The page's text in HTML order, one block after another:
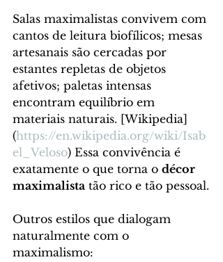
Salas maximalistas convivem com
cantos de leitura biofílicos; mesas
artesanais são cercadas por
estantes repletas de objetos
afetivos; paletas intensas
encontram equilíbrio em
materiais naturais. [Wikipedia]
(https://en.wikipedia.org/wiki/Isab
el_Veloso) Essa convivência é
exatamente o que torna o décor
maximalista tão rico e tão pessoal.
Outros estilos que dialogam
naturalmente com o
maximalismo: